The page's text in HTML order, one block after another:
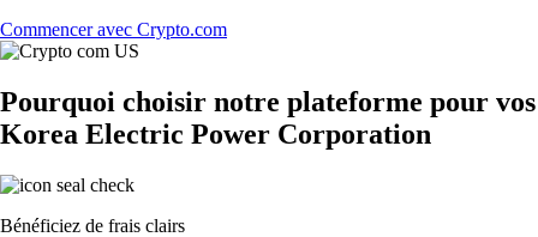
Commencer avec Crypto.com
Pourquoi choisir notre plateforme pour vos
Korea Electric Power Corporation
Bénéficiez de frais clairs